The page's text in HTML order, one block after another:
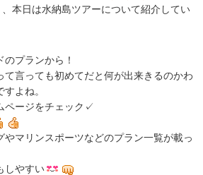
本日は水納島ツアーについて紹介してい
プランから！
て言っても初めてだと何が出来きるのかわ
よね。
ページをチェック✓
やマリンスポーツなどのプラン一覧が載っ
しやすい